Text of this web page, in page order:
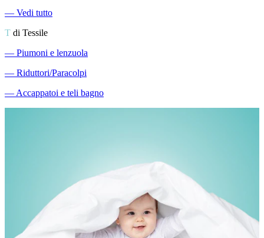
― Vedi tutto
T di Tessile
― Piumoni e lenzuola
― Riduttori/Paracolpi
―Accappatoi e teli bagno